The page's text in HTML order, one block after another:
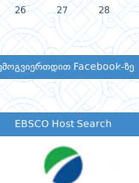
26 27 28
Facebook-ზე
EBSCO Host Search